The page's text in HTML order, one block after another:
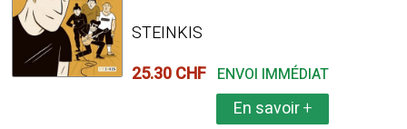
STEINKIS
25.30 CHF ENVOI IMMÉDIAT
En savoir+